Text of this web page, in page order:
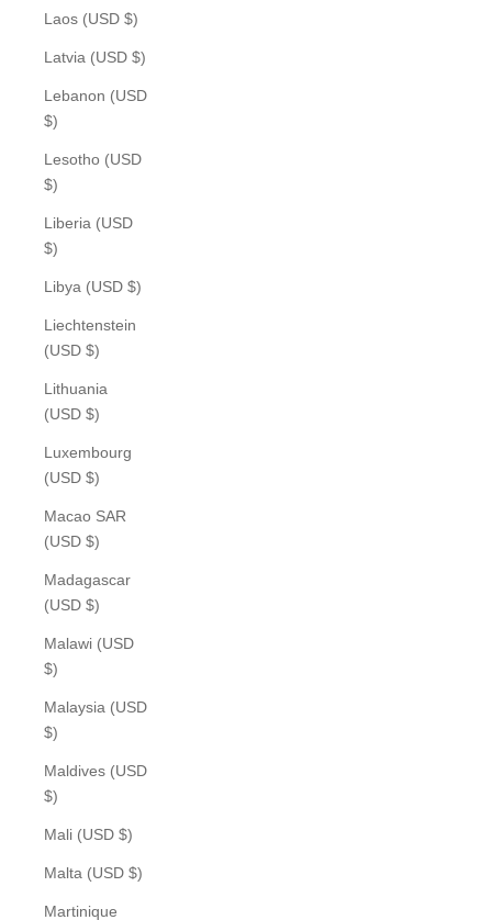
Laos (USD $)
Latvia (USD $)
Lebanon (USD
$)
Lesotho (USD
$)
Liberia (USD
$)
Libya (USD $)
Liechtenstein
(USD $)
Lithuania
(USD $)
Luxembourg
(USD $)
Macao SAR
(USD $)
Madagascar
(USD $)
Malawi (USD
$)
Malaysia (USD
$)
Maldives (USD
$)
Mali (USD $)
Malta (USD $)
Martinique